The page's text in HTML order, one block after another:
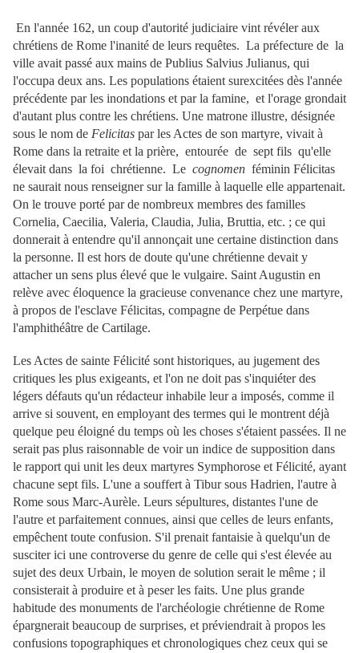
En l'année 162, un coup d'autorité judiciaire vint révéler aux
chrétiens de Rome l'inanité de leurs requêtes. La préfecture de la
ville avait passé aux mains de Publius Salvius Julianus, qui
l'occupa deux ans. Les populations étaient surexcitées dès l'année
précédente par les inondations et par la famine, et l'orage grondait
d'autant plus contre les chrétiens. Une matrone illustre, désignée
sous le nom de Felicitas par les Actes de son martyre, vivait à
Rome dans la retraite et la prière, entourée de sept fils qu'elle
élevait dans la foi chrétienne. Le cognomen féminin Félicitas
ne saurait nous renseigner sur la famille à laquelle elle appartenait.
On le trouve porté par de nombreux membres des familles
Cornelia, Caecilia, Valeria, Claudia, Julia, Bruttia, etc. ; ce qui
donnerait à entendre qu'il annonçait une certaine distinction dans
la personne. Il est hors de doute qu'une chrétienne devait y
attacher un sens plus élevé que le vulgaire. Saint Augustin en
relève avec éloquence la gracieuse convenance chez une martyre,
à propos de l'esclave Félicitas, compagne de Perpétue dans
l'amphithéâtre de Cartilage.
Les Actes de sainte Félicité sont historiques, au jugement des
critiques les plus exigeants, et l'on ne doit pas s'inquiéter des
légers défauts qu'un rédacteur inhabile leur a imposés, comme il
arrive si souvent, en employant des termes qui le montrent déjà
quelque peu éloigné du temps où les choses s'étaient passées. Il ne
serait pas plus raisonnable de voir un indice de supposition dans
le rapport qui unit les deux martyres Symphorose et Félicité, ayant
chacune sept fils. L'une a souffert à Tibur sous Hadrien, l'autre à
Rome sous Marc-Aurèle. Leurs sépultures, distantes l'une de
l'autre et parfaitement connues, ainsi que celles de leurs enfants,
empêchent toute confusion. S'il prenait fantaisie à quelqu'un de
susciter ici une controverse du genre de celle qui s'est élevée au
sujet des deux Urbain, le moyen de solution serait le même ; il
consisterait à produire et à peser les faits. Une plus grande
habitude des monuments de l'archéologie chrétienne de Rome
épargnerait beaucoup de surprises, et préviendrait à propos les
confusions topographiques et chronologiques chez ceux qui se